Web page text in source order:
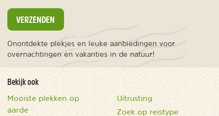
VERZENDEN
Onontdekte plekjes en leuke aanbiedingen voor
overnachtingen en vakanties in de natuur!
Bekijk ook
Mooiste plekken op
aarde
Uitrusting
Zoek op reistype